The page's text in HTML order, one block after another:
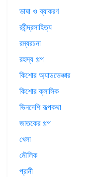
ভাষা ও ব্যাকরণ
রবীন্দ্রসাহিত্য
রম্যরচনা
রহস্য গল্প
কিশোর অ্যাডভেঞ্চার
কিশোর ক্লাসিক
ভিনদেশি রূপকথা
জাতকের গল্প
খেলা
মৌলিক
প্রানী